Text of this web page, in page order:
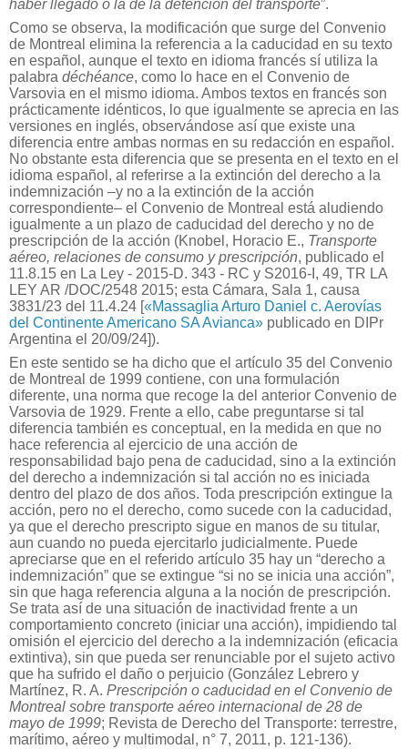
haber llegado o la de la detención del transporte”.
Como se observa, la modificación que surge del Convenio
de Montreal elimina la referencia a la caducidad en su texto
en español, aunque el texto en idioma francés sí utiliza la
palabra déchéance, como lo hace en el Convenio de
Varsovia en el mismo idioma. Ambos textos en francés son
prácticamente idénticos, lo que igualmente se aprecia en las
versiones en inglés, observándose así que existe una
diferencia entre ambas normas en su redacción en español.
No obstante esta diferencia que se presenta en el texto en el
idioma español, al referirse a la extinción del derecho a la
indemnización –y no a la extinción de la acción
correspondiente– el Convenio de Montreal está aludiendo
igualmente a un plazo de caducidad del derecho y no de
prescripción de la acción (Knobel, Horacio E., Transporte
aéreo, relaciones de consumo y prescripción, publicado el
11.8.15 en La Ley - 2015-D. 343 - RC y S2016-I, 49, TR LA
LEY AR /DOC/2548 2015; esta Cámara, Sala 1, causa
3831/23 del 11.4.24 [«Massaglia Arturo Daniel c. Aerovías
del Continente Americano SA Avianca» publicado en DIPr
Argentina el 20/09/24]).
En este sentido se ha dicho que el artículo 35 del Convenio
de Montreal de 1999 contiene, con una formulación
diferente, una norma que recoge la del anterior Convenio de
Varsovia de 1929. Frente a ello, cabe preguntarse si tal
diferencia también es conceptual, en la medida en que no
hace referencia al ejercicio de una acción de
responsabilidad bajo pena de caducidad, sino a la extinción
del derecho a indemnización si tal acción no es iniciada
dentro del plazo de dos años. Toda prescripción extingue la
acción, pero no el derecho, como sucede con la caducidad,
ya que el derecho prescripto sigue en manos de su titular,
aun cuando no pueda ejercitarlo judicialmente. Puede
apreciarse que en el referido artículo 35 hay un “derecho a
indemnización” que se extingue “si no se inicia una acción”,
sin que haga referencia alguna a la noción de prescripción.
Se trata así de una situación de inactividad frente a un
comportamiento concreto (iniciar una acción), impidiendo tal
omisión el ejercicio del derecho a la indemnización (eficacia
extintiva), sin que pueda ser renunciable por el sujeto activo
que ha sufrido el daño o perjuicio (González Lebrero y
Martínez, R. A. Prescripción o caducidad en el Convenio de
Montreal sobre transporte aéreo internacional de 28 de
mayo de 1999; Revista de Derecho del Transporte: terrestre,
marítimo, aéreo y multimodal, n° 7, 2011, p. 121-136).